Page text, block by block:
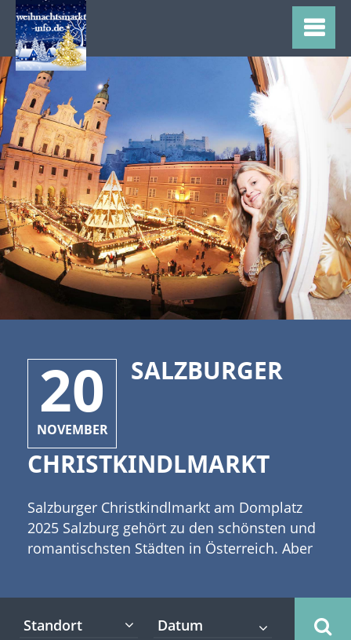
20
NOVEMBER
SALZBURGER
CHRISTKINDLMARKT
Salzburger Christkindlmarkt am Domplatz
2025 Salzburg gehört zu den schönsten und
romantischsten Städten in Österreich. Aber
die Stadt etwas zu bieten. Dazu gehören die
Standort